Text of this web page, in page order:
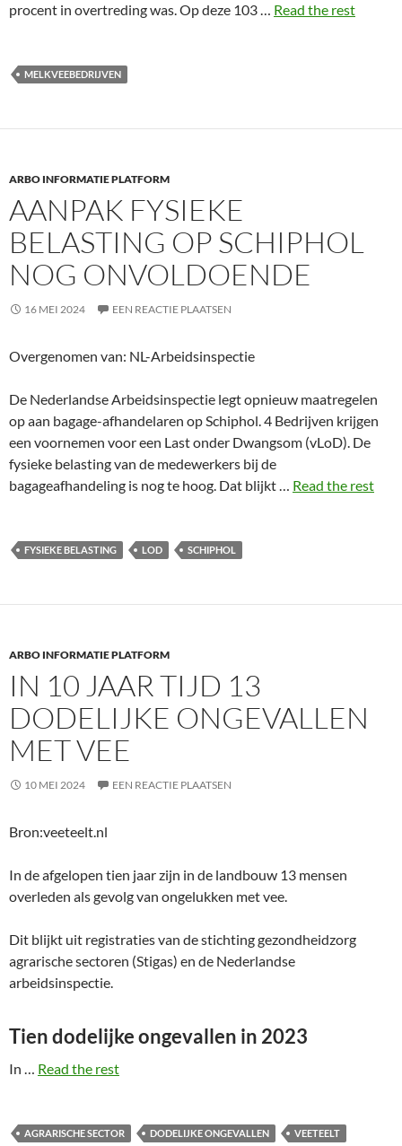
procent in overtreding was. Op deze 103 … Read the rest
MELKVEEBEDRIJVEN
ARBO INFORMATIE PLATFORM
AANPAK FYSIEKE
BELASTING OP SCHIPHOL
NOG ONVOLDOENDE
16 MEI 2024 EEN REACTIE PLAATSEN
Overgenomen van: NL-Arbeidsinspectie
De Nederlandse Arbeidsinspectie legt opnieuw maatregelen
op aan bagage-afhandelaren op Schiphol. 4 Bedrijven krijgen
een voornemen voor een Last onder Dwangsom (vLoD). De
fysieke belasting van de medewerkers bij de
bagageafhandeling is nog te hoog. Dat blijkt … Read the rest
FYSIEKE BELASTING LOD SCHIPHOL
ARBO INFORMATIE PLATFORM
IN 10 JAAR TIJD 13
DODELIJKE ONGEVALLEN
MET VEE
10 MEI 2024 EEN REACTIE PLAATSEN
Bron:veeteelt.nl
In de afgelopen tien jaar zijn in de landbouw 13 mensen
overleden als gevolg van ongelukken met vee.
Dit blijkt uit registraties van de stichting gezondheidzorg
agrarische sectoren (Stigas) en de Nederlandse
arbeidsinspectie.
Tien dodelijke ongevallen in 2023
In … Read the rest
AGRARISCHE SECTOR DODELIJKE ONGEVALLEN VEETEELT